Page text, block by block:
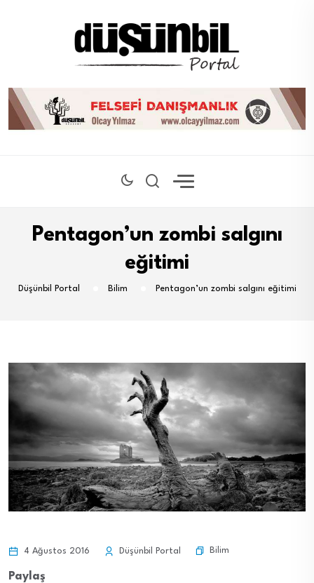
Pentagon’un zombi salgını
eğitimi
Düşünbil Portal Bilim Pentagon’un zombi salgını eğitimi
4 Ağustos 2016 Düşünbil Portal Bilim
Paylaş